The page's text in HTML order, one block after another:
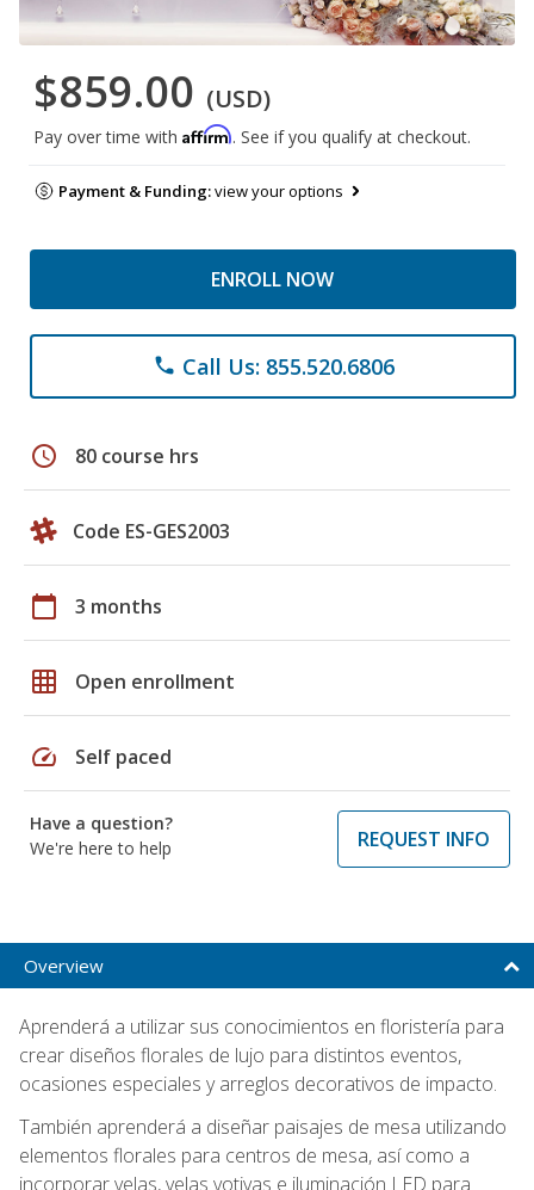
$859.00 (USD)
Pay over time with Affirm. See if you qualify at checkout.
Payment & Funding:view your options
ENROLL NOW
phone Call Us: 855.520.6806
schedule 80 course hrs
Code ES-GES2003
calendar_today 3 months
grid_on Open enrollment
speed Self paced
Have a question?
We're here to help
REQUEST INFO
Overview
Aprenderá a utilizar sus conocimientos en floristería para
crear diseños florales de lujo para distintos eventos,
ocasiones especiales y arreglos decorativos de impacto.
También aprenderá a diseñar paisajes de mesa utilizando
elementos florales para centros de mesa, así como a
incorporar velas, velas votivas e iluminación LED para